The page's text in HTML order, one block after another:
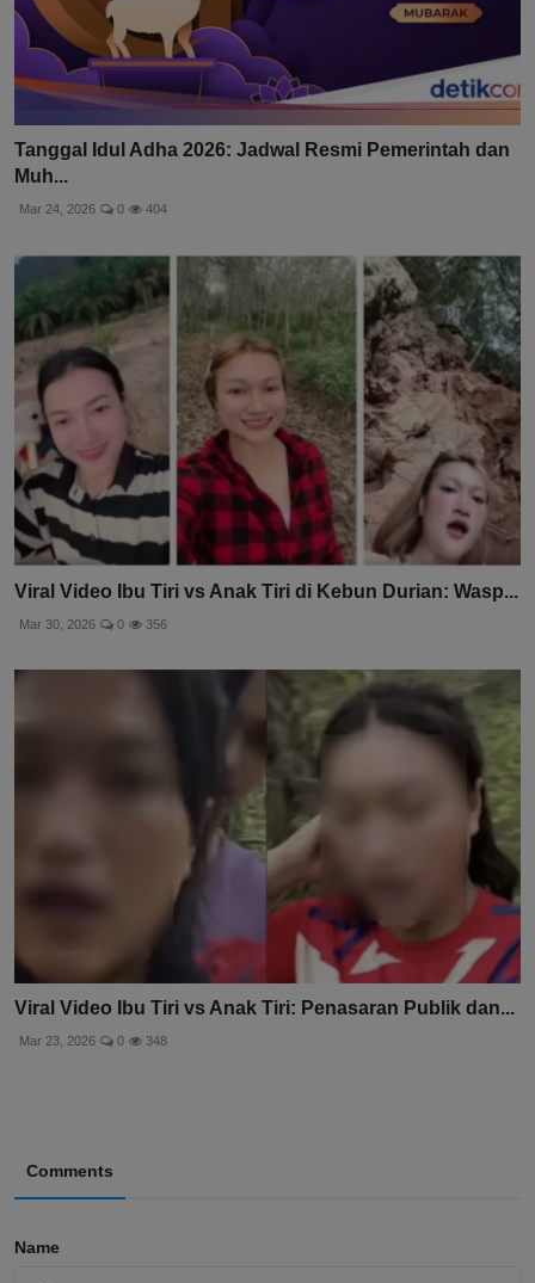
Tanggal Idul Adha 2026: Jadwal Resmi Pemerintah dan
Muh...
Mar 24, 2026 0 404
Viral Video Ibu Tiri vs Anak Tiri di Kebun Durian: Wasp...
Mar 30, 2026 0 356
Viral Video Ibu Tiri vs Anak Tiri: Penasaran Publik dan...
Mar 23, 2026 0 348
Comments
Name